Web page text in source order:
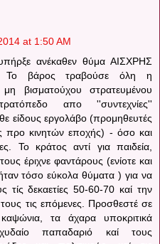
at 1:50 AM
ανέκαθεν θύμα ΑΙΣΧΡΗΣ
Το βάρος τραβούσε όλη η
βισματούχου στρατευμένου
απο ''συντεχνίες''
είδους εργολάβο (προμηθευτές
προ κινητών εποχής) - όσο και
Το κράτος αντί για παιδεία,
έριχνε φαντάρους (ενίοτε και
τόσο εύκολα θύματα ) για να
τίς δεκαετίες 50-60-70 καί την
τις επόμενες. Προσθεστέ σε
τα άχαρα υποκριτικά
παπαδαριό καί τους